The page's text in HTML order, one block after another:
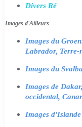
Divers Ré
Images d'Ailleurs
Images du
Labrador, Terre-
Images du
Images de
occidental,
Images